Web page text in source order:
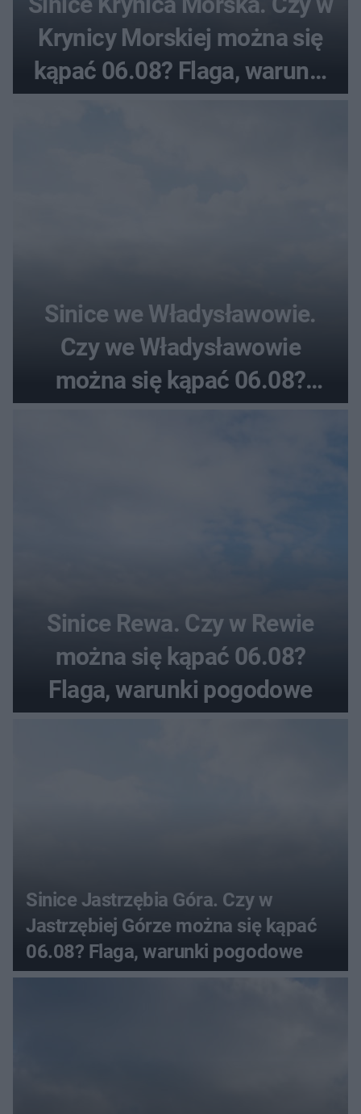
Krynicy Morskiej można się
kąpać 06.08? Flaga, warunki
Sinice we Władysławowie.
Czy we Władysławowie
można się kąpać 06.08?
Flaga, warunki pogodowe
Sinice Rewa. Czy w Rewie
można się kąpać 06.08?
Flaga, warunki pogodowe
Sinice Jastrzębia Góra. Czy w
Jastrzębiej Górze można się kąpać
06.08? Flaga, warunki pogodowe